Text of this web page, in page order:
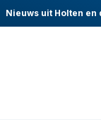
Nieuws uit Holten